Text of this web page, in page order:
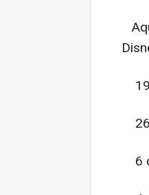
6